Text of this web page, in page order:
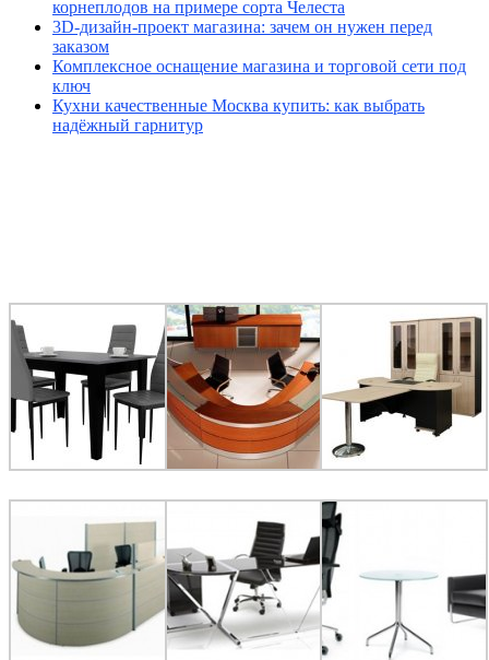
корнеплодов на примере сорта Челеста
3D-дизайн-проект магазина: зачем он нужен перед
заказом
Комплексное оснащение магазина и торговой сети под
ключ
Кухни качественные Москва купить: как выбрать
надёжный гарнитур